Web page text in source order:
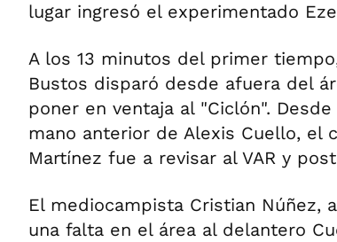
lugar ingresó el experimentado
A los 13 minutos del primer
Bustos disparó desde afuera del
poner en ventaja al "Ciclón".
mano anterior de Alexis Cuello, el
Martínez fue a revisar al VAR y
El mediocampista Cristian Núñez,
una falta en el área al delantero